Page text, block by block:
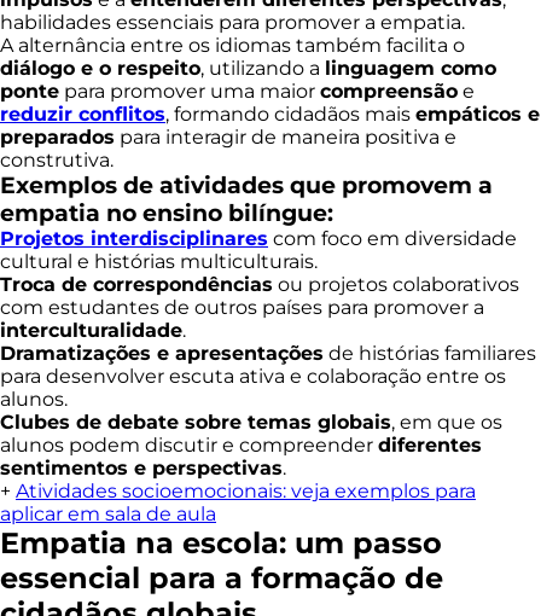
habilidades essenciais para promover a empatia.
A alternância entre os idiomas também facilita o
diálogo e o respeito, utilizando a linguagem como
ponte para promover uma maior compreensão e
reduzir conflitos, formando cidadãos mais empáticos e
preparados para interagir de maneira positiva e
construtiva.
Exemplos de atividades que promovem a
empatia no ensino bilíngue:
Projetos interdisciplinares com foco em diversidade
cultural e histórias multiculturais.
Troca de correspondências ou projetos colaborativos
com estudantes de outros países para promover a
interculturalidade.
Dramatizações e apresentações de histórias familiares
para desenvolver escuta ativa e colaboração entre os
alunos.
Clubes de debate sobre temas globais, em que os
alunos podem discutir e compreender diferentes
sentimentos e perspectivas.
+ Atividades socioemocionais: veja exemplos para
aplicar em sala de aula
Empatia na escola: um passo
essencial para a formação de